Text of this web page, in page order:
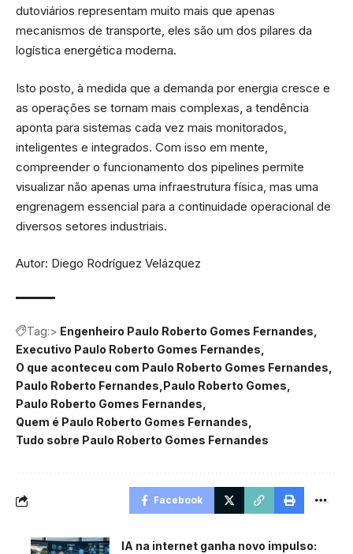
dutoviários representam muito mais que apenas
mecanismos de transporte, eles são um dos pilares da
logística energética moderna.
Isto posto, à medida que a demanda por energia cresce e
as operações se tornam mais complexas, a tendência
aponta para sistemas cada vez mais monitorados,
inteligentes e integrados. Com isso em mente,
compreender o funcionamento dos pipelines permite
visualizar não apenas uma infraestrutura física, mas uma
engrenagem essencial para a continuidade operacional de
diversos setores industriais.
Autor: Diego Rodríguez Velázquez
Tag:> Engenheiro Paulo Roberto Gomes Fernandes
Executivo Paulo Roberto Gomes Fernandes
O que aconteceu com Paulo Roberto Gomes Fernandes
Paulo Roberto Fernandes Paulo Roberto Gomes
Paulo Roberto Gomes Fernandes
Quem é Paulo Roberto Gomes Fernandes
Tudo sobre Paulo Roberto Gomes Fernandes
Facebook
IA na internet ganha novo impulso: